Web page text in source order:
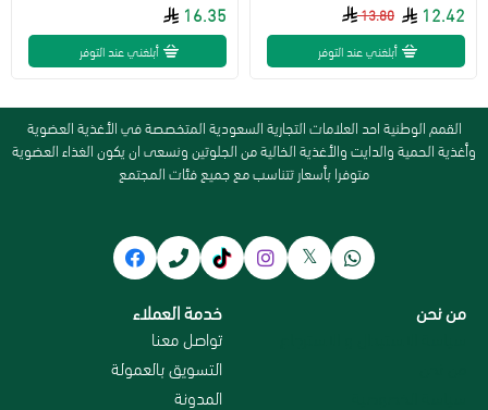
13.80 12.42
أبلغني عند التوفر
16.35
أبلغني عند التوفر
القمم الوطنية احد العلامات التجارية السعودية المتخصصة في الأغذية العضوية
وأغذية الحمية والدايت والأغذية الخالية من الجلوتين ونسعى ان يكون الغذاء العضوية
متوفرا بأسعار تتناسب مع جميع فئات المجتمع
من نحن خدمة العملاء
تواصل معنا
التسويق بالعمولة
المدونة